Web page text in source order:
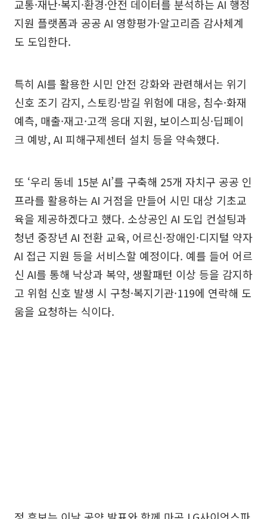
교통·재난·복지·환경·안전 데이터를 분석하는 AI 행정
지원 플랫폼과 공공 AI 영향평가·알고리즘 감사체계
도 도입한다.
특히 AI를 활용한 시민 안전 강화와 관련해서는 위기
신호 조기 감지, 스토킹·밤길 위험에 대응, 침수·화재
예측, 매출·재고·고객 응대 지원, 보이스피싱·딥페이
크 예방, AI 피해구제센터 설치 등을 약속했다.
또 ‘우리 동네 15분 AI’를 구축해 25개 자치구 공공 인
프라를 활용하는 AI 거점을 만들어 시민 대상 기초교
육을 제공하겠다고 했다. 소상공인 AI 도입 컨설팅과
청년 중장년 AI 전환 교육, 어르신·장애인·디지털 약자
AI 접근 지원 등을 서비스할 예정이다. 예를 들어 어르
신 AI를 통해 낙상과 복약, 생활패턴 이상 등을 감지하
고 위험 신호 발생 시 구청·복지기관·119에 연락해 도
움을 요청하는 식이다.